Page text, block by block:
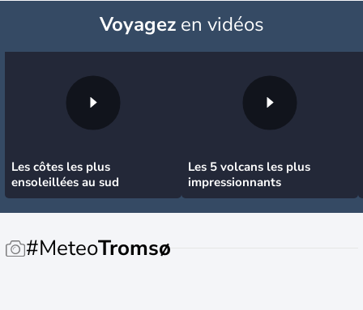
Voyagezen vidéos
Les côtes les plus
ensoleillées au sud
Les 5 volcans les plus
impressionnants
#MeteoTromsø